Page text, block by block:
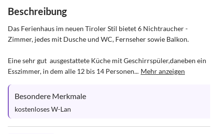
Beschreibung
Das Ferienhaus im neuen Tiroler Stil bietet 6 Nichtraucher -
Zimmer, jedes mit Dusche und WC, Fernseher sowie Balkon.
Eine sehr gut  ausgestattete Küche mit Geschirrspüler,daneben ein
Esszimmer, in dem alle 12 bis 14 Personen... Mehr anzeigen
Besondere Merkmale
kostenloses W-Lan